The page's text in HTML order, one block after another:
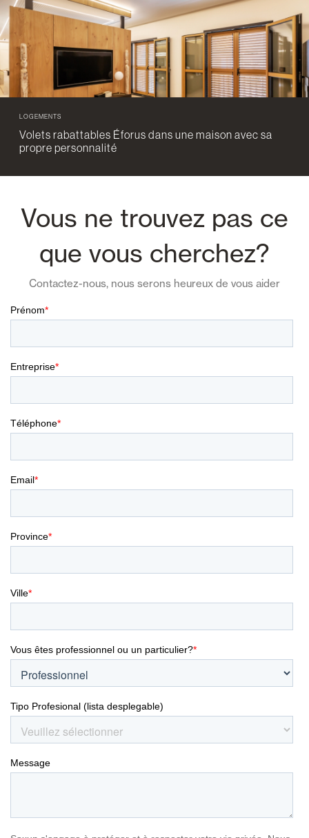
LOGEMENTS
Volets rabattables Éforus dans une maison avec sa
propre personnalité
Vous ne trouvez pas ce
que vous cherchez?
Contactez-nous, nous serons heureux de vous aider